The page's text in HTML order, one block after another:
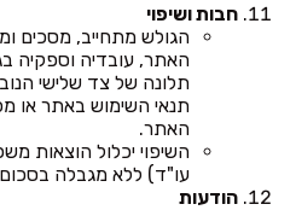
חבות ושיפוי
הגולש מתחייב, מסכים
האתר, עובדיה וספקיה
תלונה של צד שלישי
תנאי השימוש באתר או
האתר.
השיפוי יכלול הוצאות
עו"ד) ללא מגבלה
הודעות